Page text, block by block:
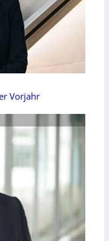
Vorjahr